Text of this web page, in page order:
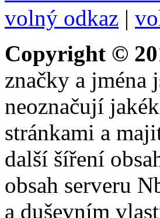
volný odkaz |
Copyright ©
značky a
neoznačují
stránkami a
další šíření
obsah serveru
a duševním